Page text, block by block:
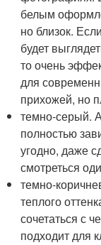
белым
но близок.
будет
то очень
для
прихожей, но
темно-серый.
полностью
угодно, даже
смотреться
темно-
теплого
сочетаться с
подходит для